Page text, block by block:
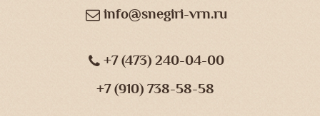
info@snegiri-vrn.ru
+7 (473) 240-04-00
+7 (910) 738-58-58